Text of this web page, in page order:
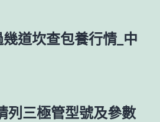
道坎查包養行情_中
列三極管型號及參數